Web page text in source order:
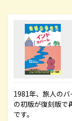
1981年、旅人の
の初版が復刻版
です。